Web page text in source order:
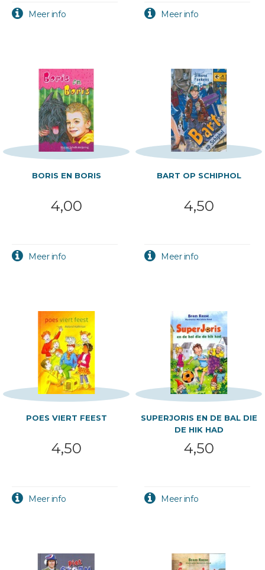
BORIS EN BORIS
4,00
BART OP SCHIPHOL
4,50
POES VIERT FEEST
4,50
SUPERJORIS EN DE BAL DIE
DE HIK HAD
4,50